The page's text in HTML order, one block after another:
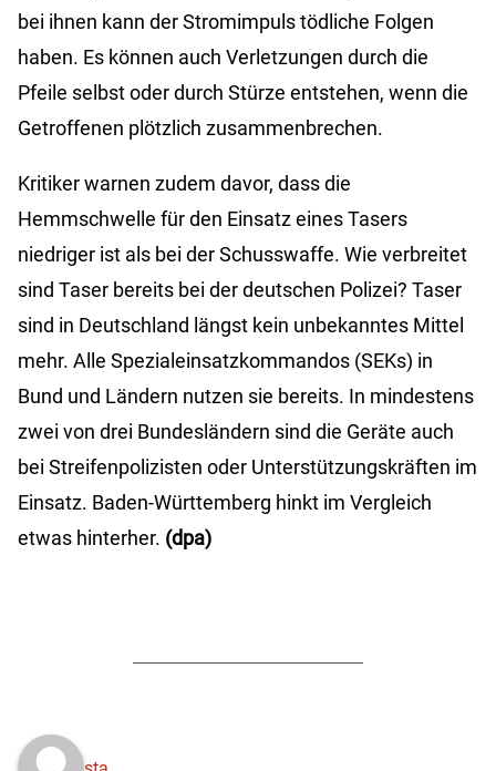
bei ihnen kann der Stromimpuls tödliche Folgen
haben. Es können auch Verletzungen durch die
Pfeile selbst oder durch Stürze entstehen, wenn die
Getroffenen plötzlich zusammenbrechen.
Kritiker warnen zudem davor, dass die
Hemmschwelle für den Einsatz eines Tasers
niedriger ist als bei der Schusswaffe. Wie verbreitet
sind Taser bereits bei der deutschen Polizei? Taser
sind in Deutschland längst kein unbekanntes Mittel
mehr. Alle Spezialeinsatzkommandos (SEKs) in
Bund und Ländern nutzen sie bereits. In mindestens
zwei von drei Bundesländern sind die Geräte auch
bei Streifenpolizisten oder Unterstützungskräften im
Einsatz. Baden-Württemberg hinkt im Vergleich
etwas hinterher. (dpa)